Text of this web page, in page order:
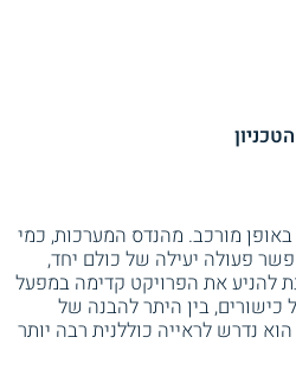
מורכב. מהנדס המערכות, כמי
פעולה יעילה של כולם יחד,
להניע את הפרויקט קדימה במפעל
בין היתר להבנה של
נדרש לראייה כוללנית רבה יותר